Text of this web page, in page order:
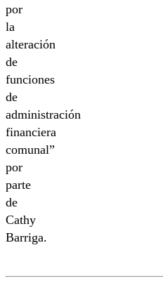
por
la
alteración
de
funciones
de
administración
financiera
comunal”
por
parte
de
Cathy
Barriga.